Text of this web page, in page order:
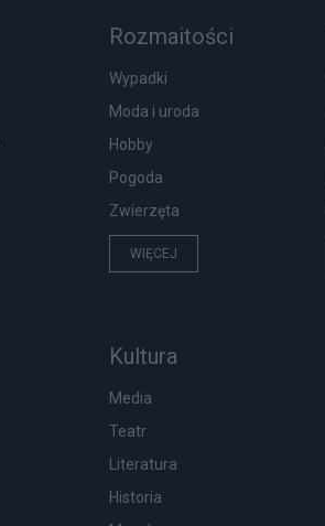
Rozmaitości
Wypadki
Moda i uroda
Hobby
Pogoda
Zwierzęta
WIĘCEJ
Kultura
Media
Teatr
Literatura
Historia